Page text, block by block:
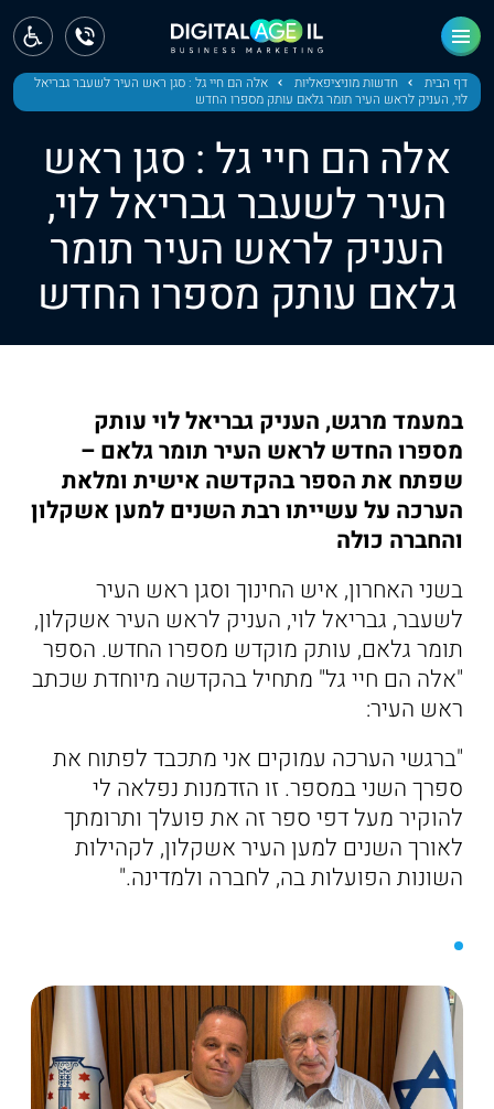
דף הבית חדשות מוניציפאליות
אלה הם חיי גל : סגן ראש העיר לשעבר גבריאל
לוי, העניק לראש העיר תומר גלאם עותק מספרו החדש
אלה הם חיי גל : סגן ראש
העיר לשעבר גבריאל לוי,
העניק לראש העיר תומר
גלאם עותק מספרו החדש
במעמד מרגש, העניק גבריאל לוי עותק
מספרו החדש לראש העיר תומר גלאם –
שפתח את הספר בהקדשה אישית ומלאת
הערכה על עשייתו רבת השנים למען אשקלון
והחברה כולה
בשני האחרון, איש החינוך וסגן ראש העיר
לשעבר, גבריאל לוי, העניק לראש העיר אשקלון,
תומר גלאם, עותק מוקדש מספרו החדש. הספר
"אלה הם חיי גל" מתחיל בהקדשה מיוחדת שכתב
ראש העיר:
"ברגשי הערכה עמוקים אני מתכבד לפתוח את
ספרך השני במספר. זו הזדמנות נפלאה לי
להוקיר מעל דפי ספר זה את פועלך ותרומתך
לאורך השנים למען העיר אשקלון, לקהילות
השונות הפועלות בה, לחברה ולמדינה."
ראשי
חדשות
מחוז חיפה
מחוז מרכז
מחוז דרום